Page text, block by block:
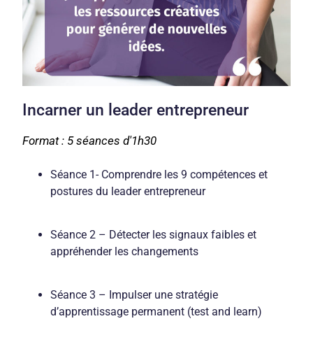
Incarner un leader entrepreneur
Format : 5 séances d'1h30
Séance 1- Comprendre les 9 compétences et
postures du leader entrepreneur
Séance 2 – Détecter les signaux faibles et
appréhender les changements
Séance 3 – Impulser une stratégie
d’apprentissage permanent (test and learn)